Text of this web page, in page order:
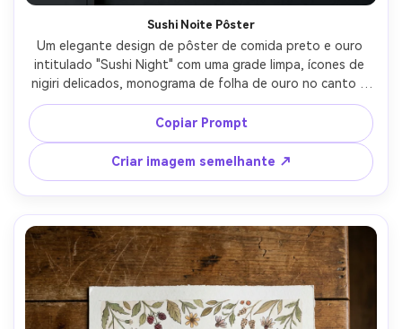
Sushi Noite Pôster
Um elegante design de pôster de comida preto e ouro
intitulado "Sushi Night" com uma grade limpa, ícones de
nigiri delicados, monograma de folha de ouro no canto e
tipografia de ingredientes mínima, fotografado como
uma impressão emoldurada em uma parede de cozinha
escura, estúdio estroboscópio com softbox, Sony A7R IV,
85mm, enquadramento reto, realismo editorial de alta
qualidade e fidelidade de impressão nítida, iluminação
cinematográfica suave-AR 4:5
Copiar Prompt
Criar imagem semelhante ↗